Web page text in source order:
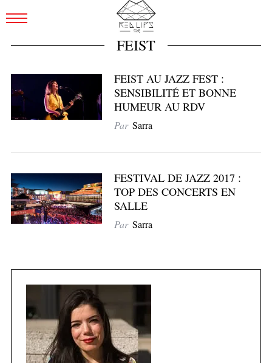
FEIST
FEIST AU JAZZ FEST :
SENSIBILITÉ ET BONNE
HUMEUR AU RDV
Par Sarra
FESTIVAL DE JAZZ 2017 :
TOP DES CONCERTS EN
SALLE
Par Sarra